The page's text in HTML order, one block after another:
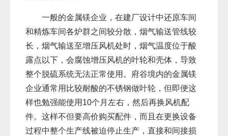
一般的金属镁企业，在建厂设计中还原车间
和精炼车间各炉群之间较分散，烟气输送管线较
长，烟气输送至增压风机处时，烟气温度位于酸
露点以下，会腐蚀增压风机的叶轮和壳体，导致
整个脱硫系统无法正常使用。府谷境内的金属镁
企业通常用比较耐酸的不锈钢做叶轮，但即便这
样也勉强能使用10个月左右，然后再换风机配
件。这样不但要高价购买配件，而且在更换设备
过程中整个生产线被迫停止生产，直接和间接损